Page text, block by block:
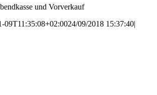
und Vorverkauf
09T11:35:08+02:0024/09/2018 15:37:40|